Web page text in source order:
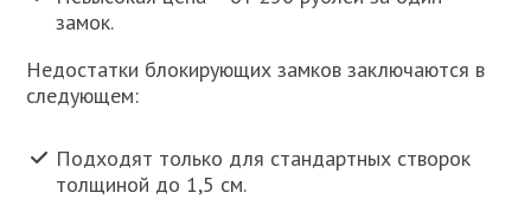
замок.
Недостатки блокирующих замков заключаются в
следующем:
Подходят только для стандартных створок
толщиной до 1,5 см.